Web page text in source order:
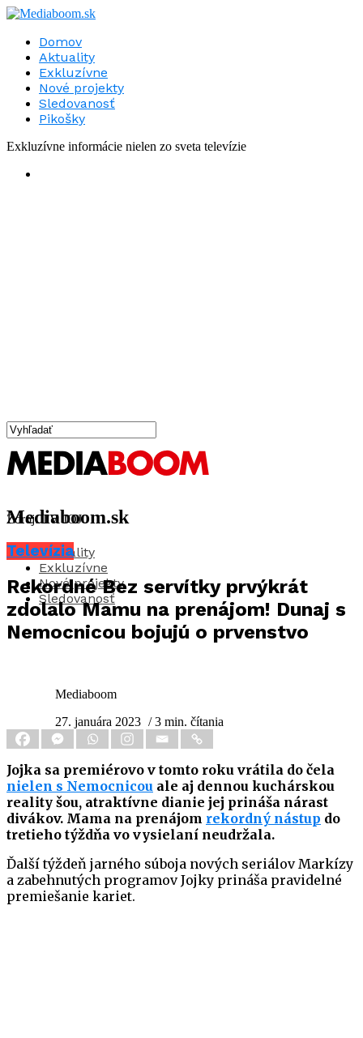
Domov
Aktuality
Exkluzívne
Nové projekty
Sledovanosť
Pikošky
Exkluzívne informácie nielen zo sveta televízie
Mediaboom.sk
Aktuality
Exkluzívne
Nové projekty
Sledovanosť
Zdroj: TV JOJ
Televízia
Rekordné Bez servítky prvýkrát
zdolalo Mamu na prenájom! Dunaj s
Nemocnicou bojujú o prvenstvo
Mediaboom
27. januára 2023 / 3 min. čítania
Jojka sa premiérovo v tomto roku vrátila do čela
nielen s Nemocnicou ale aj dennou kuchárskou
reality šou, atraktívne dianie jej prináša nárast
divákov. Mama na prenájom rekordný nástup do
tretieho týždňa vo vysielaní neudržala.
Ďalší týždeň jarného súboja nových seriálov Markízy
a zabehnutých programov Jojky prináša pravidelné
premiešanie kariet.